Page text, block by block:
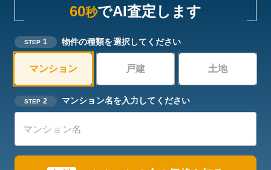
60秒でAI査定します
STEP 1 物件の種類を選択してください
マンション 戸建 土地
STEP 2 マンション名を入力してください